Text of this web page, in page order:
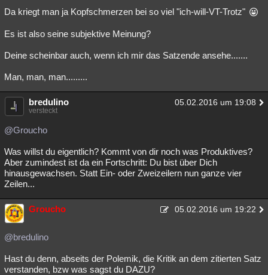
Da kriegt man ja Kopfschmerzen bei so viel "ich-will-VT-Trotz"
Es ist also seine subjektive Meinung?
Deine scheinbar auch, wenn ich mir das Satzende ansehe.......
Man, man, man.........
bredulino 05.02.2016 um 19:08
versteckt
@Groucho
Was willst du eigentlich? Kommt von dir noch was Produktives?
Aber zumindest ist da ein Fortschritt: Du bist über Dich
hinausgewachsen. Statt Ein- oder Zweizeilern nun ganze vier
Zeilen...
Groucho 05.02.2016 um 19:22
@bredulino
Hast du denn, abseits der Polemik, die Kritik an dem zitierten Satz
verstanden, bzw was sagst du DAZU?